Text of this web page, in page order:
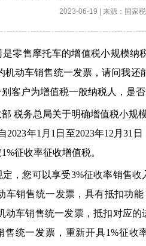
2023-06-19 | 来源：国家
售摩托车的增值税小规模纳
机动车销售统一发票，请问我还
客户为增值税一般纳税人，是
务总局关于明确增值税小规
2023年1月1日至2023年12月31
征收率征收增值税。
您可以享受3%征收率销售收
车销售统一发票，具有抵扣功
动车销售统一发票，抵扣对应
售统一发票，重新开具1%征收